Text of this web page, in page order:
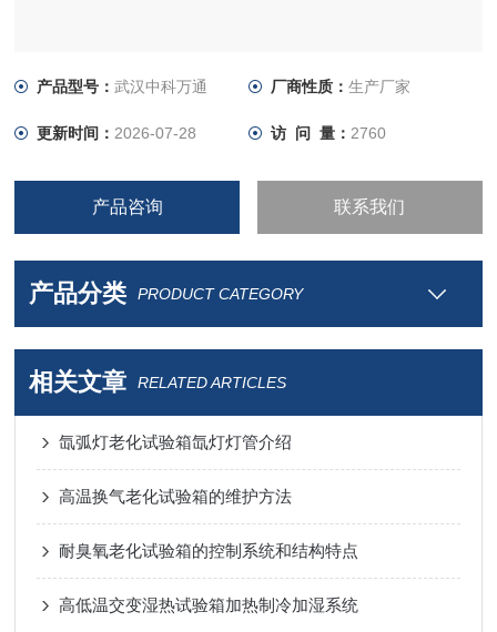
产品型号：武汉中科万通 厂商性质： 生产厂家
更新时间： 2026-07-28 访 问 量： 2760
产品咨询 联系我们
产品分类 PRODUCT CATEGORY
相关文章 RELATED ARTICLES
氙弧灯老化试验箱氙灯灯管介绍
高温换气老化试验箱的维护方法
耐臭氧老化试验箱的控制系统和结构特点
高低温交变湿热试验箱加热制冷加湿系统